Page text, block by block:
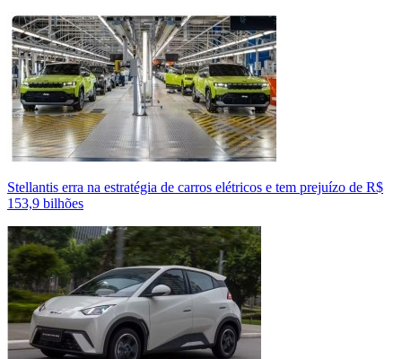
Stellantis erra na estratégia de carros elétricos e tem prejuízo de R$
153,9 bilhões